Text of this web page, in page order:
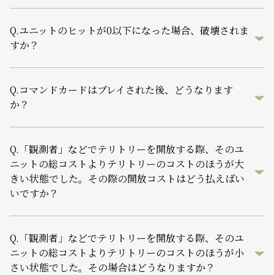
Q.ユニットのヒットが0以下になった場合、破壊されま
すか？
Q.コマンドカードはプレイされた後、どうなります
か？
Q. 「観測者」などでテリトリーを開放する際、そのユ
ニットの総コストよりテリトリーのコストのほうが大
きい状態でした。その際の開放コストはどう払えばい
いですか？
Q. 「観測者」などでテリトリーを開放する際、そのユ
ニットの総コストよりテリトリーのコストのほうが小
さい状態でした。その場合はどうなりますか？